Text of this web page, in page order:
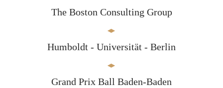
The Boston Consulting Group
Humboldt - Universität - Berlin
Grand Prix Ball Baden-Baden